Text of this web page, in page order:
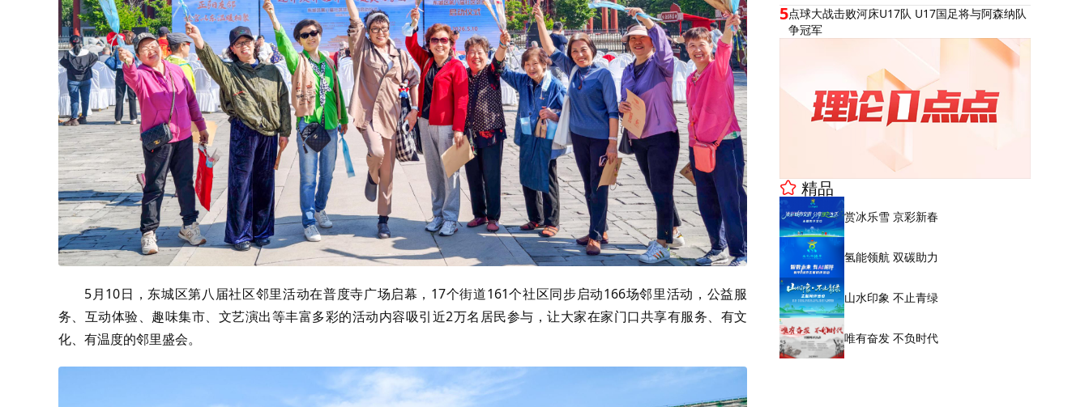
5月10日，东城区第八届社区邻里活动在普度寺广场启幕，17个街道161个社区同步启动166场邻里活动，公益服
务、互动体验、趣味集市、文艺演出等丰富多彩的活动内容吸引近2万名居民参与，让大家在家门口共享有服务、有文
化、有温度的邻里盛会。
5点球大战击败河床U17队 U17国足将与阿森纳队
争冠军
精品
赏冰乐雪 京彩新春
氢能领航 双碳助力
山水印象 不止青绿
唯有奋发 不负时代